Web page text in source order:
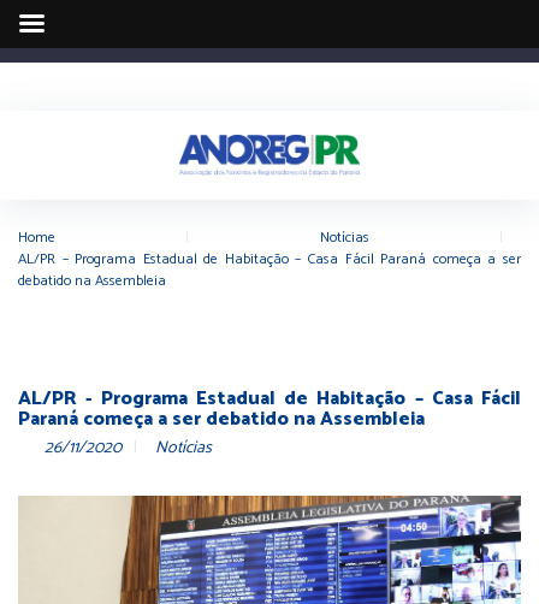
Home Notícias
AL/PR – Programa Estadual de Habitação – Casa Fácil Paraná começa a ser
debatido na Assembleia
AL/PR - Programa Estadual de Habitação – Casa Fácil
Paraná começa a ser debatido na Assembleia
26/11/2020 Notícias